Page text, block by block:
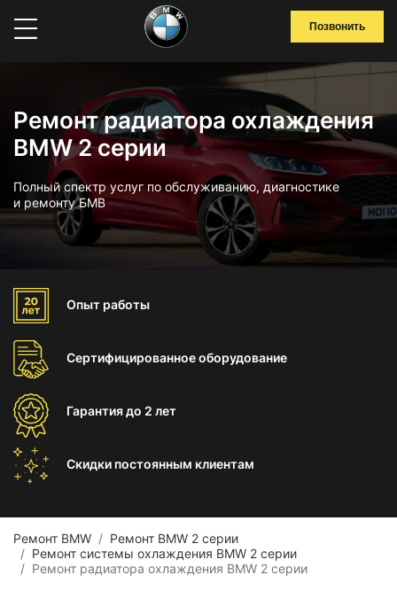
Позвонить
Ремонт радиатора охлаждения
BMW 2 серии
Полный спектр услуг по обслуживанию, диагностике
и ремонту БМВ
Опыт работы
Сертифицированноеоборудование
Гарантиядо 2 лет
Скидки постоянным клиентам
Ремонт BMW
Ремонт BMW 2 серии
Ремонт системы охлаждения BMW 2 серии
Ремонт радиатора охлаждения BMW 2 серии